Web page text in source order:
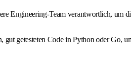
Engineering-Team verantwortlich, um
gut getesteten Code in Python oder Go,